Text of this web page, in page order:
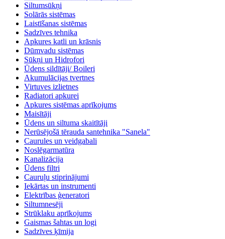
Siltumsūkņi
Solārās sistēmas
Laistīšanas sistēmas
Sadzīves tehnika
Apkures katli un krāsnis
Dūmvadu sistēmas
Sūkņi un Hidrofori
Ūdens sildītāji/ Boileri
Akumulācijas tvertnes
Virtuves izlietnes
Radiatori apkurei
Apkures sistēmas aprīkojums
Maisītāji
Ūdens un siltuma skaitītāji
Nerūsējošā tērauda santehnika "Sanela"
Caurules un veidgabali
Noslēgarmatūra
Kanalizācija
Ūdens filtri
Cauruļu stiprinājumi
Iekārtas un instrumenti
Elektrības ģeneratori
Siltumnesēji
Strūklaku aprīkojums
Gaismas šahtas un logi
Sadzīves ķīmija